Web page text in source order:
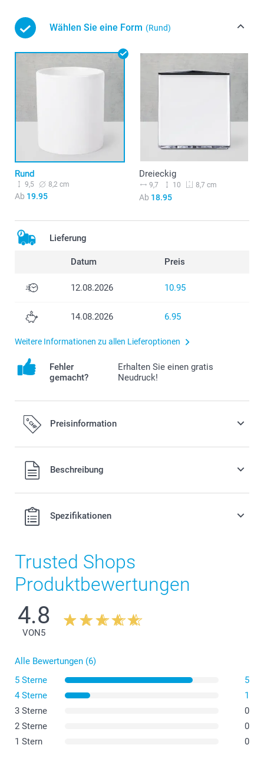
Wählen Sie eine Form (Rund)
Rund
9,5 8,2 cm
Ab 19.95
Dreieckig
9,7 10 8,7 cm
Ab 18.95
Lieferung
Datum Preis
12.08.2026 10.95
14.08.2026 6.95
Weitere Informationen zu allen Lieferoptionen
Fehler
gemacht?
Erhalten Sie einen gratis
Neudruck!
Preisinformation
Alle Preise verstehen sich in Schweizer Franken (CHF) inkl.
MwSt. und zzgl. Versandkosten.
Beschreibung
Spezifikationen
Trusted Shops
Produktbewertungen
4.8
VON5
Alle Bewertungen (6)
5 Sterne
5
4 Sterne
1
3 Sterne
0
2 Sterne
0
1 Stern
0